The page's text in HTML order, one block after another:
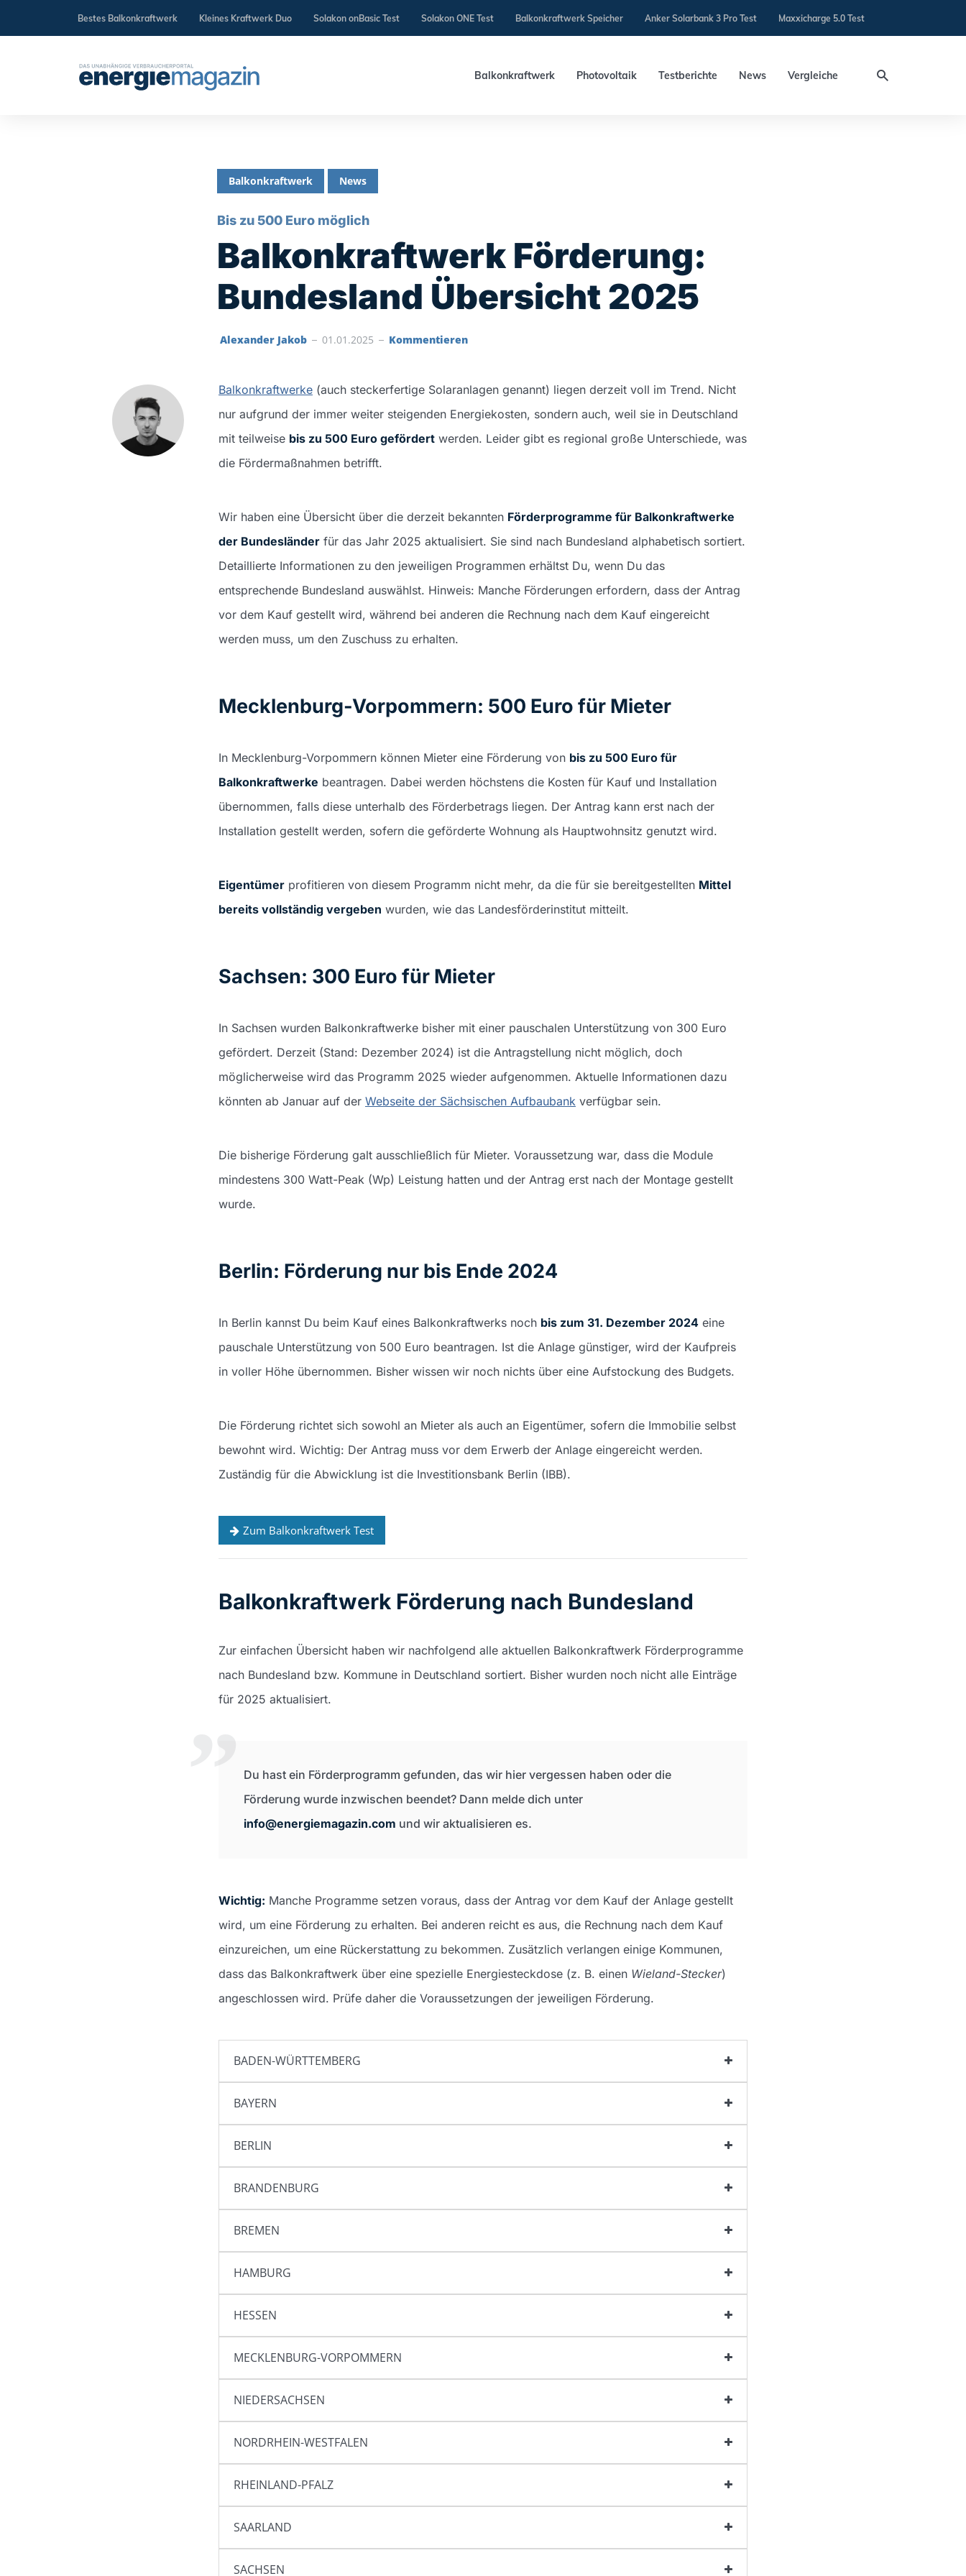
Bestes Balkonkraftwerk Kleines Kraftwerk Duo Solakon onBasic Test Solakon ONE Test Balkonkraftwerk Speicher Anker Solarbank 3 Pro Test Maxxicharge 5.0 Test
Balkonkraftwerk Photovoltaik Testberichte News Vergleiche
Balkonkraftwerk News
Bis zu 500 Euro möglich
Balkonkraftwerk Förderung:
Bundesland Übersicht 2025
Alexander Jakob 01.01.2025 Kommentieren
Balkonkraftwerke (auch steckerfertige Solaranlagen genannt) liegen derzeit voll im Trend. Nicht
nur aufgrund der immer weiter steigenden Energiekosten, sondern auch, weil sie in Deutschland
mit teilweise bis zu 500 Euro gefördert werden. Leider gibt es regional große Unterschiede, was
die Fördermaßnahmen betrifft.
Wir haben eine Übersicht über die derzeit bekannten Förderprogramme für Balkonkraftwerke
der Bundesländer für das Jahr 2025 aktualisiert. Sie sind nach Bundesland alphabetisch sortiert.
Detaillierte Informationen zu den jeweiligen Programmen erhältst Du, wenn Du das
entsprechende Bundesland auswählst. Hinweis: Manche Förderungen erfordern, dass der Antrag
vor dem Kauf gestellt wird, während bei anderen die Rechnung nach dem Kauf eingereicht
werden muss, um den Zuschuss zu erhalten.
Mecklenburg-Vorpommern: 500 Euro für Mieter
In Mecklenburg-Vorpommern können Mieter eine Förderung von bis zu 500 Euro für
Balkonkraftwerke beantragen. Dabei werden höchstens die Kosten für Kauf und Installation
übernommen, falls diese unterhalb des Förderbetrags liegen. Der Antrag kann erst nach der
Installation gestellt werden, sofern die geförderte Wohnung als Hauptwohnsitz genutzt wird.
Eigentümer profitieren von diesem Programm nicht mehr, da die für sie bereitgestellten Mittel
bereits vollständig vergeben wurden, wie das Landesförderinstitut mitteilt.
Sachsen: 300 Euro für Mieter
In Sachsen wurden Balkonkraftwerke bisher mit einer pauschalen Unterstützung von 300 Euro
gefördert. Derzeit (Stand: Dezember 2024) ist die Antragstellung nicht möglich, doch
möglicherweise wird das Programm 2025 wieder aufgenommen. Aktuelle Informationen dazu
könnten ab Januar auf der Webseite der Sächsischen Aufbaubank verfügbar sein.
Die bisherige Förderung galt ausschließlich für Mieter. Voraussetzung war, dass die Module
mindestens 300 Watt-Peak (Wp) Leistung hatten und der Antrag erst nach der Montage gestellt
wurde.
Berlin: Förderung nur bis Ende 2024
In Berlin kannst Du beim Kauf eines Balkonkraftwerks noch bis zum 31. Dezember 2024 eine
pauschale Unterstützung von 500 Euro beantragen. Ist die Anlage günstiger, wird der Kaufpreis
in voller Höhe übernommen. Bisher wissen wir noch nichts über eine Aufstockung des Budgets.
Die Förderung richtet sich sowohl an Mieter als auch an Eigentümer, sofern die Immobilie selbst
bewohnt wird. Wichtig: Der Antrag muss vor dem Erwerb der Anlage eingereicht werden.
Zuständig für die Abwicklung ist die Investitionsbank Berlin (IBB).
Zum Balkonkraftwerk Test
Balkonkraftwerk Förderung nach Bundesland
Zur einfachen Übersicht haben wir nachfolgend alle aktuellen Balkonkraftwerk Förderprogramme
nach Bundesland bzw. Kommune in Deutschland sortiert. Bisher wurden noch nicht alle Einträge
für 2025 aktualisiert.
Du hast ein Förderprogramm gefunden, das wir hier vergessen haben oder die
Förderung wurde inzwischen beendet? Dann melde dich unter
info@energiemagazin.com und wir aktualisieren es.
Wichtig: Manche Programme setzen voraus, dass der Antrag vor dem Kauf der Anlage gestellt
wird, um eine Förderung zu erhalten. Bei anderen reicht es aus, die Rechnung nach dem Kauf
einzureichen, um eine Rückerstattung zu bekommen. Zusätzlich verlangen einige Kommunen,
dass das Balkonkraftwerk über eine spezielle Energiesteckdose (z. B. einen Wieland-Stecker)
angeschlossen wird. Prüfe daher die Voraussetzungen der jeweiligen Förderung.
BADEN-WÜRTTEMBERG
BAYERN
BERLIN
BRANDENBURG
BREMEN
HAMBURG
HESSEN
MECKLENBURG-VORPOMMERN
NIEDERSACHSEN
NORDRHEIN-WESTFALEN
RHEINLAND-PFALZ
SAARLAND
SACHSEN